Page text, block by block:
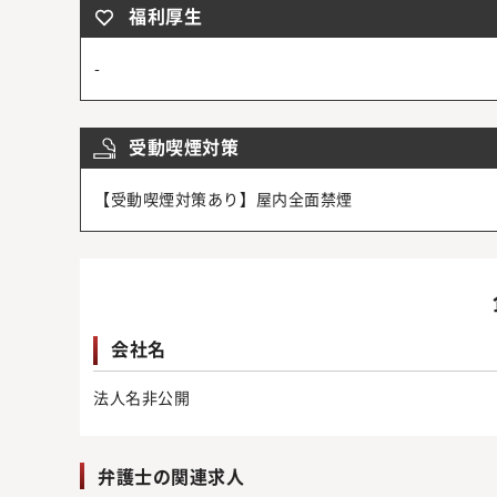
福利厚生
-
受動喫煙対策
【受動喫煙対策あり】屋内全面禁煙
会社名
法人名非公開
弁護士の関連求人